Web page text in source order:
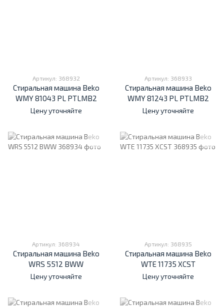
Артикул: 368932
Стиральная машина Beko
WMY 81043 PL PTLMB2
Цену уточняйте
Артикул: 368933
Стиральная машина Beko
WMY 81243 PL PTLMB2
Цену уточняйте
Артикул: 368934
Стиральная машина Beko
WRS 5512 BWW
Цену уточняйте
Артикул: 368935
Стиральная машина Beko
WTE 11735 XCST
Цену уточняйте